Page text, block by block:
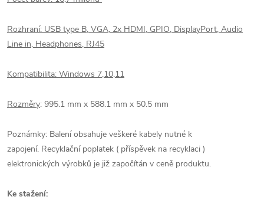
Rozhraní: USB type B, VGA, 2x HDMI, GPIO, DisplayPort, Audio
Line in, Headphones, RJ45
Kompatibilita: Windows 7,10,11
Rozměry: 995.1 mm x 588.1 mm x 50.5 mm
Poznámky: Balení obsahuje veškeré kabely nutné k
zapojení. Recyklační poplatek ( příspěvek na recyklaci )
elektronických výrobků je již započítán v ceně produktu.
Ke stažení: